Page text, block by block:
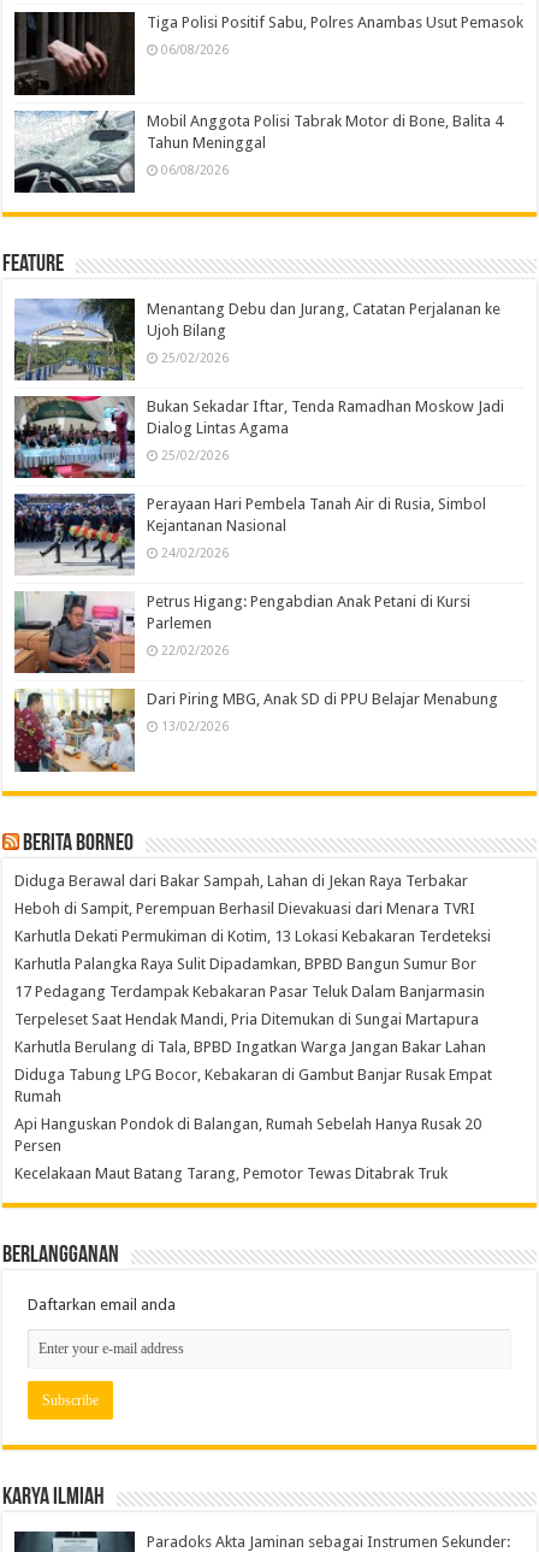
Tiga Polisi Positif Sabu, Polres Anambas Usut Pemasok
06/08/2026
Mobil Anggota Polisi Tabrak Motor di Bone, Balita 4
Tahun Meninggal
06/08/2026
Feature
Menantang Debu dan Jurang, Catatan Perjalanan ke
Ujoh Bilang
25/02/2026
Bukan Sekadar Iftar, Tenda Ramadhan Moskow Jadi
Dialog Lintas Agama
25/02/2026
Perayaan Hari Pembela Tanah Air di Rusia, Simbol
Kejantanan Nasional
24/02/2026
Petrus Higang: Pengabdian Anak Petani di Kursi
Parlemen
22/02/2026
Dari Piring MBG, Anak SD di PPU Belajar Menabung
13/02/2026
Berita Borneo
Diduga Berawal dari Bakar Sampah, Lahan di Jekan Raya Terbakar
Heboh di Sampit, Perempuan Berhasil Dievakuasi dari Menara TVRI
Karhutla Dekati Permukiman di Kotim, 13 Lokasi Kebakaran Terdeteksi
Karhutla Palangka Raya Sulit Dipadamkan, BPBD Bangun Sumur Bor
17 Pedagang Terdampak Kebakaran Pasar Teluk Dalam Banjarmasin
Terpeleset Saat Hendak Mandi, Pria Ditemukan di Sungai Martapura
Karhutla Berulang di Tala, BPBD Ingatkan Warga Jangan Bakar Lahan
Diduga Tabung LPG Bocor, Kebakaran di Gambut Banjar Rusak Empat
Rumah
Api Hanguskan Pondok di Balangan, Rumah Sebelah Hanya Rusak 20
Persen
Kecelakaan Maut Batang Tarang, Pemotor Tewas Ditabrak Truk
Berlangganan
Daftarkan email anda
Karya Ilmiah
Paradoks Akta Jaminan sebagai Instrumen Sekunder: